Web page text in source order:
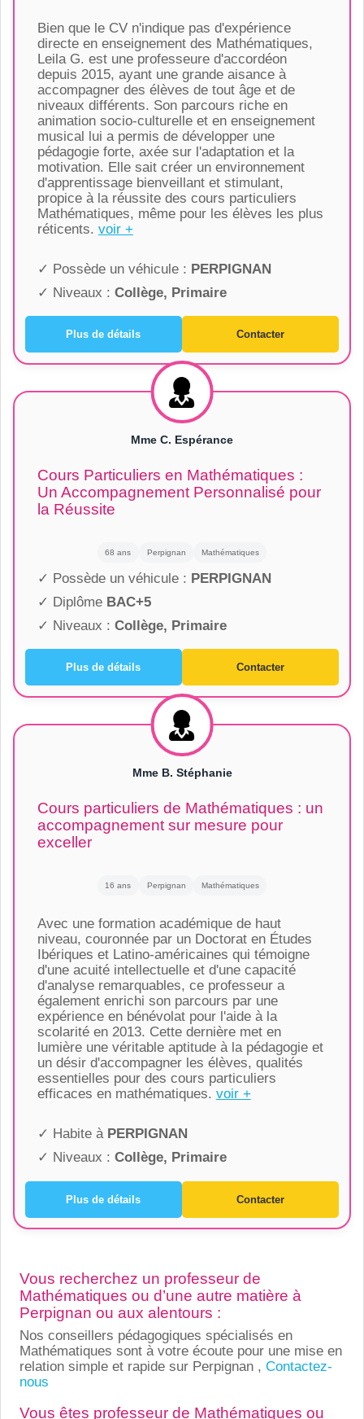
Bien que le CV n'indique pas d'expérience
directe en enseignement des Mathématiques,
Leila G. est une professeure d'accordéon
depuis 2015, ayant une grande aisance à
accompagner des élèves de tout âge et de
niveaux différents. Son parcours riche en
animation socio-culturelle et en enseignement
musical lui a permis de développer une
pédagogie forte, axée sur l'adaptation et la
motivation. Elle sait créer un environnement
d'apprentissage bienveillant et stimulant,
propice à la réussite des cours particuliers
Mathématiques, même pour les élèves les plus
réticents. voir +
✓ Possède un véhicule : PERPIGNAN
✓ Niveaux : Collège, Primaire
Plus de détails Contacter
Mme C. Espérance
Cours Particuliers en Mathématiques :
Un Accompagnement Personnalisé pour
la Réussite
68 ans Perpignan Mathématiques
✓ Possède un véhicule : PERPIGNAN
✓ Diplôme BAC+5
✓ Niveaux : Collège, Primaire
Plus de détails Contacter
Mme B. Stéphanie
Cours particuliers de Mathématiques : un
accompagnement sur mesure pour
exceller
16 ans Perpignan Mathématiques
Avec une formation académique de haut
niveau, couronnée par un Doctorat en Études
Ibériques et Latino-américaines qui témoigne
d'une acuité intellectuelle et d'une capacité
d'analyse remarquables, ce professeur a
également enrichi son parcours par une
expérience en bénévolat pour l'aide à la
scolarité en 2013. Cette dernière met en
lumière une véritable aptitude à la pédagogie et
un désir d'accompagner les élèves, qualités
essentielles pour des cours particuliers
efficaces en mathématiques. voir +
✓ Habite à PERPIGNAN
✓ Niveaux : Collège, Primaire
Plus de détails Contacter
Vous recherchez un professeur de
Mathématiques ou d’une autre matière à
Perpignan ou aux alentours :
Nos conseillers pédagogiques spécialisés en
Mathématiques sont à votre écoute pour une mise en
relation simple et rapide sur Perpignan , Contactez-
nous
Vous êtes professeur de Mathématiques ou